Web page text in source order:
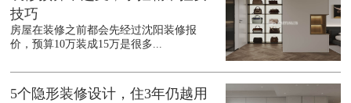
技巧
房屋在装修之前都会先经过沈阳装修报
价，预算10万装成15万是很多...
5个隐形装修设计，住3年仍越用